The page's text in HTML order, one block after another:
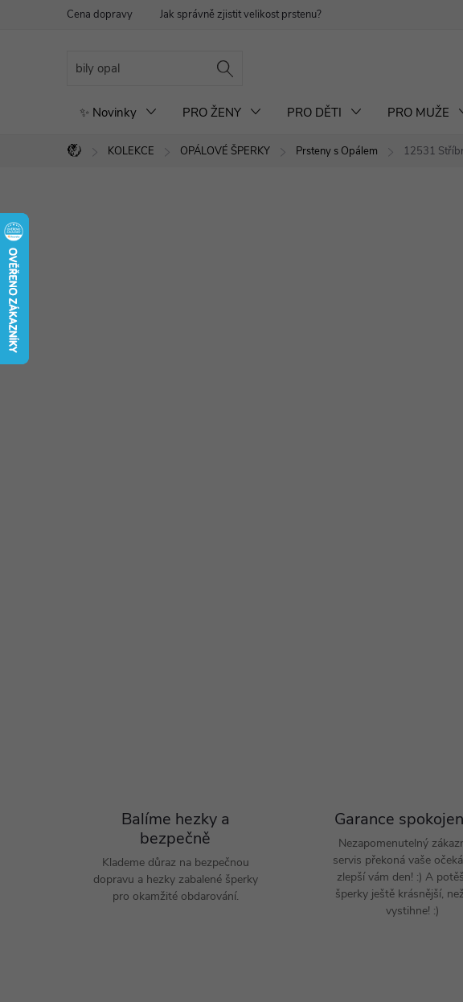
Cena dopravy Jak správně zjistit velikost prstenu?
✨ Novinky PRO ŽENY PRO DĚTI PRO MUŽE
Domů
KOLEKCE OPÁLOVÉ ŠPERKY Prsteny s Opálem 12531
Balíme hezky a
bezpečně
Klademe důraz na bezpečnou
dopravu a hezky zabalené šperky
pro okamžité obdarování.
Garance
Nezapomenutelný
servis překoná vaše
zlepší vám den! :) A
šperky ještě krásnější,
vystihne! :)